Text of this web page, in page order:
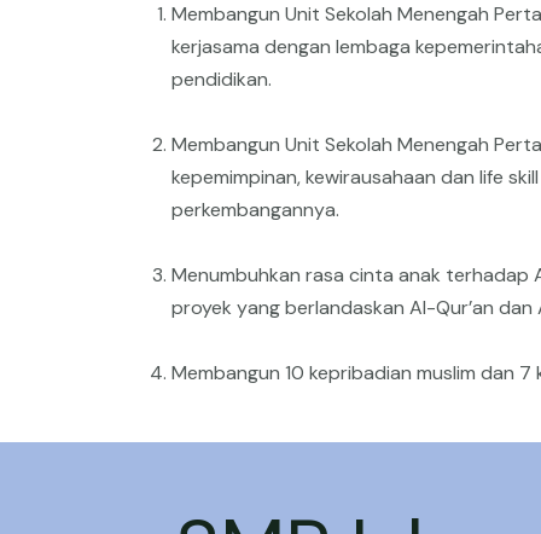
Membangun Unit Sekolah Menengah
kerjasama dengan lembaga
pendidikan.
Membangun Unit Sekolah Menengah
kepemimpinan, kewirausahaan dan life
perkembangannya.
Menumbuhkan rasa cinta anak terhadap
proyek yang berlandaskan Al-Qur’an
Membangun 10 kepribadian muslim dan